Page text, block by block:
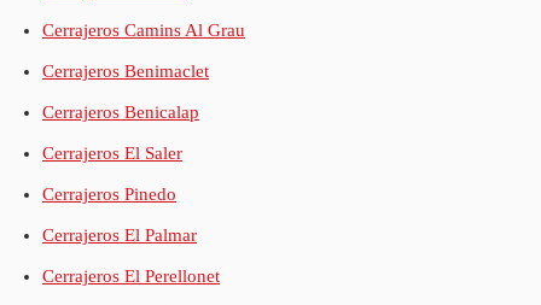
Cerrajeros Camins Al Grau
Cerrajeros Benimaclet
Cerrajeros Benicalap
Cerrajeros El Saler
Cerrajeros Pinedo
Cerrajeros El Palmar
Cerrajeros El Perellonet